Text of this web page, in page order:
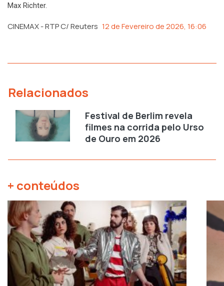
Max Richter.
CINEMAX - RTP C/ Reuters 12 de Fevereiro de 2026, 16:06
Relacionados
Festival de Berlim revela
filmes na corrida pelo Urso
de Ouro em 2026
+ conteúdos